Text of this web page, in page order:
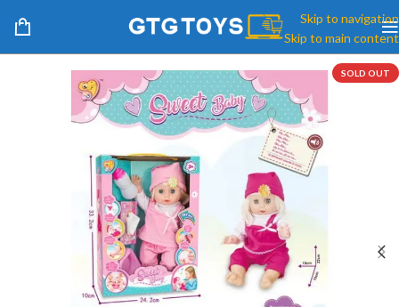
Skip to navigation
Skip to main content
SOLD OUT